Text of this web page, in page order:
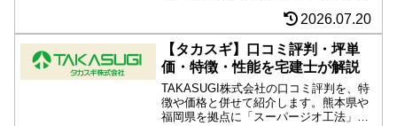
自由設計で手がけるほか、オーガニック
ハウス赤道としての一面もあり、建築家
フランク・ロイド・ライトをコンセプト
としたデザイン住宅も人気。
2026.07.20
【タカスギ】口コミ評判・坪単
価・特徴・性能を宅建士が解説
TAKASUGI株式会社の口コミ評判を、特
徴や価格と併せて紹介します。熊本県や
福岡県を拠点に「スーパージオ工法」